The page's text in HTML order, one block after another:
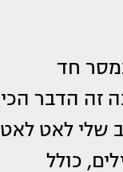
חד
זה הדבר הכי
שלי לאט לאט
בכל הגילים, כולל